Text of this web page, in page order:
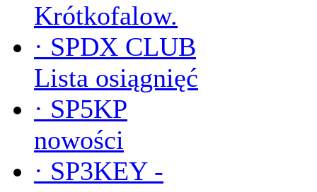
Krótkofalow.
· SPDX CLUB
Lista osiągnięć
· SP5KP
nowości
· SP3KEY -